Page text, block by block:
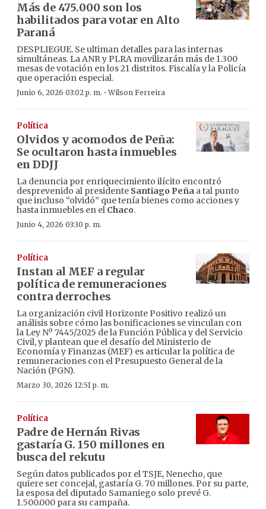
Más de 475.000 son los
habilitados para votar en Alto
Paraná
DESPLIEGUE. Se ultiman detalles para las internas
simultáneas. La ANR y PLRA movilizarán más de 1.300
mesas de votación en los 21 distritos. Fiscalía y la Policía
que operación especial.
Junio 6, 2026 03:02 p. m. ·Wilson Ferreira
Política
Olvidos y acomodos de Peña:
Se ocultaron hasta inmuebles
en DDJJ
La denuncia por enriquecimiento ilícito encontró
desprevenido al presidente Santiago Peña a tal punto
que incluso “olvidó” que tenía bienes como acciones y
hasta inmuebles en el Chaco.
Junio 4, 2026 03:30 p. m.
Política
Instan al MEF a regular
política de remuneraciones
contra derroches
La organización civil Horizonte Positivo realizó un
análisis sobre cómo las bonificaciones se vinculan con
la Ley Nº 7445/2025 de la Función Pública y del Servicio
Civil, y plantean que el desafío del Ministerio de
Economía y Finanzas (MEF) es articular la política de
remuneraciones con el Presupuesto General de la
Nación (PGN).
Marzo 30, 2026 12:51 p. m.
Política
Padre de Hernán Rivas
gastaría G. 150 millones en
busca del rekutu
Según datos publicados por el TSJE, Nenecho, que
quiere ser concejal, gastaría G. 70 millones. Por su parte,
la esposa del diputado Samaniego solo prevé G.
1.500.000 para su campaña.